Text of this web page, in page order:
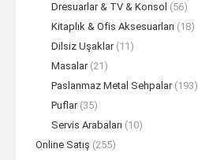
Dresuarlar & TV & Konsol (56)
Kitaplık & Ofis Aksesuarları (18)
Dilsiz Uşaklar (11)
Masalar (21)
Paslanmaz Metal Sehpalar (193)
Puflar (35)
Servis Arabaları (10)
Online Satış (255)